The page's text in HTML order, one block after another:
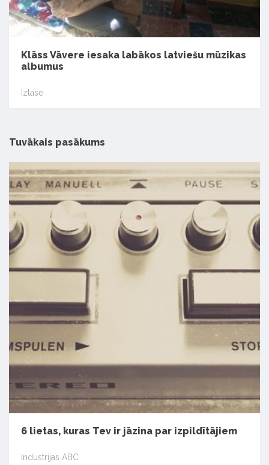
Klāss Vāvere iesaka labākos latviešu mūzikas
albumus
Izlase
Tuvākais pasākums
6 lietas, kuras Tev ir jāzina par izpildītājiem
Industrijas ABC